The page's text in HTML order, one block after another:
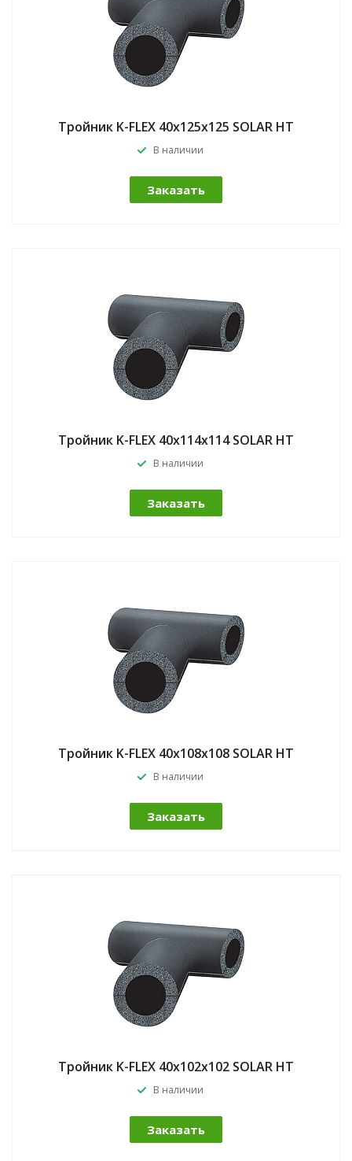
Тройник K-FLEX 40x125x125 SOLAR HT
В наличии
Заказать
Тройник K-FLEX 40x114x114 SOLAR HT
В наличии
Заказать
Тройник K-FLEX 40x108x108 SOLAR HT
В наличии
Заказать
Тройник K-FLEX 40x102x102 SOLAR HT
В наличии
Заказать